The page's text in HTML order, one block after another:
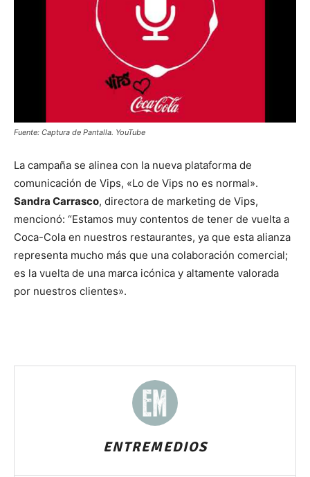
Fuente: Captura de Pantalla. YouTube
La campaña se alinea con la nueva plataforma de
comunicación de Vips, «Lo de Vips no es normal».
Sandra Carrasco, directora de marketing de Vips,
mencionó: “Estamos muy contentos de tener de vuelta a
Coca-Cola en nuestros restaurantes, ya que esta alianza
representa mucho más que una colaboración comercial;
es la vuelta de una marca icónica y altamente valorada
por nuestros clientes».
ENTREMEDIOS